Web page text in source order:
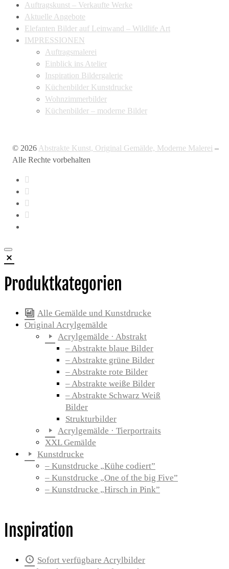
Auftragskunst – Verkaufte Werke
Aktuelle Angebote
Elefanten Bilder auf Leinwand – Wildlife Art
IMPRESSIONEN
Auftragsmalerei
Einblick ins Atelier
Inspiration Bildergalerie
Küchenbilder Kunstdrucke
Wohnzimmerbilder
Küchenbilder – moderne Bilder
© 2026 Abstrakte Kunst, Original Gemälde, Moderne Malerei –
Alle Rechte vorbehalten
Produktkategorien
Alle Gemälde und Kunstdrucke
Original Acrylgemälde
Acrylgemälde · Abstrakt
– Abstrakte blaue Bilder
– Abstrakte grüne Bilder
– Abstrakte rote Bilder
– Abstrakte weiße Bilder
– Abstrakte Schwarz Weiß
Bilder
Strukturbilder
Acrylgemälde · Tierportraits
XXL Gemälde
Kunstdrucke
– Kunstdrucke „Kühe codiert”
– Kunstdrucke „One of the big Five”
– Kunstdrucke „Hirsch in Pink”
Inspiration
Sofort verfügbare Acrylbilder